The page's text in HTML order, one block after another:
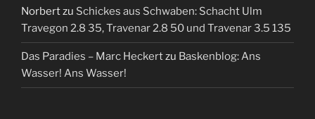
Norbertzu Schickes aus Schwaben: Schacht Ulm
Travegon 2.8 35, Travenar 2.8 50 und Travenar 3.5 135
Das Paradies – Marc Heckertzu Baskenblog: Ans
Wasser! Ans Wasser!